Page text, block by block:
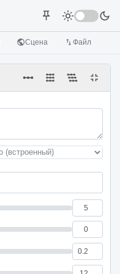
push_pin light_mode dark_mode
publicСцена import_export Файл
linear_scale fullscreen_exit